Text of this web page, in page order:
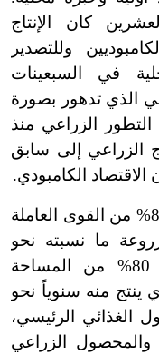
كان الإنتاج
وللتصدير
في السبعينات
الذي تدهور بصورة
الزراعي منذ
الزراعي إلى سابق
الكامبودي.
ويعمل بالزراعة والصيد نحو 85% من القوى العاملة
ما نسبته نحو
20% من مساحة البلاد. وقرابة 80% من المساحة
ينتج منه سنوياً نحو
الغذائي الرئيسي،
والمحصول الزراعي